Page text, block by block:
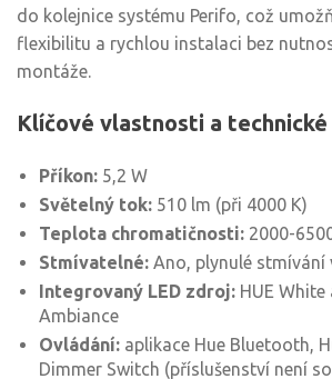
do kolejnice systému Perifo, což
flexibilitu a rychlou instalaci bez
montáže.
Klíčové vlastnosti a
Příkon: 5,2 W
Světelný tok: 510 lm (při 4000 K)
Teplota chromatičnosti: 2000-
Stmívatelné: Ano, plynulé stmívání
Integrovaný LED zdroj: HUE
Ambiance
Ovládání: aplikace Hue Bluetooth,
Dimmer Switch (příslušenství není